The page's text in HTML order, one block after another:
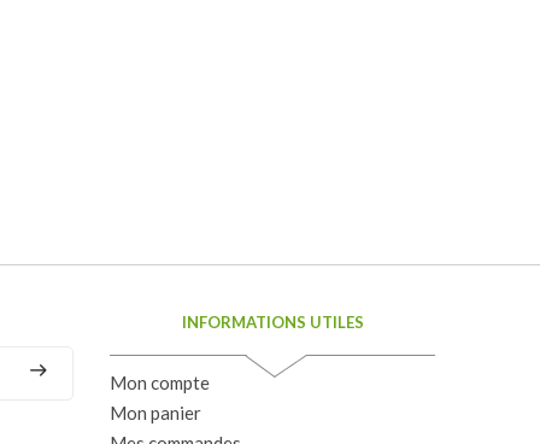
INFORMATIONS UTILES
Mon compte
Mon panier